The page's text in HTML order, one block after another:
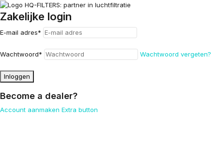
Zakelijke login
E-mail adres*
Wachtwoord* Wachtwoord vergeten?
Inloggen
Become a dealer?
Account aanmaken Extra button